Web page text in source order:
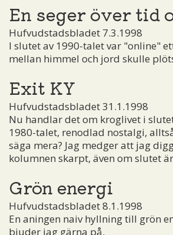
En seger över tid
Hufvudstadsbladet 7.3.1998
I slutet av 1990-talet var "online"
mellan himmel och jord skulle
Exit KY
Hufvudstadsbladet 31.1.1998
Nu handlar det om kroglivet i
1980-talet, renodlad nostalgi,
säga mera? Jag medger att jag
kolumnen skarpt, även om slutet
Grön energi
Hufvudstadsbladet 8.1.1998
En aningen naiv hyllning till grön
bjuder jag gärna på.